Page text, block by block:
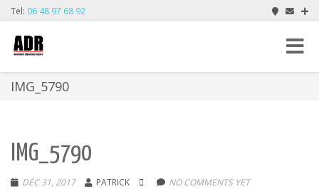
Tel: 06 48 97 68 92
Toggle
IMG_5790
IMG_5790
DÉC 31, 2017 PATRICK NO COMMENTS YET